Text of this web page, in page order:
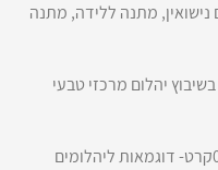
מתנה ללידה, מתנה
יהלום מרכזי טבעי
בטבעת זו ניתן לשבץ 0.52קרט ועד 0.65קרט- דוגמאות ליהלומים